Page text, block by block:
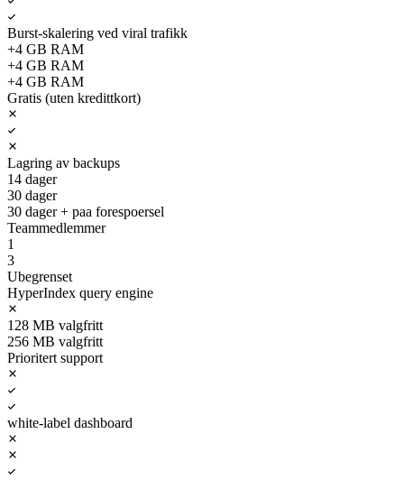
Burst-skalering ved viral trafikk
+4 GB RAM
+4 GB RAM
+4 GB RAM
Gratis (uten kredittkort)
Lagring av backups
14 dager
30 dager
30 dager + paa forespoersel
Teammedlemmer
1
3
Ubegrenset
HyperIndex query engine
128 MB valgfritt
256 MB valgfritt
Prioritert support
white-label dashboard